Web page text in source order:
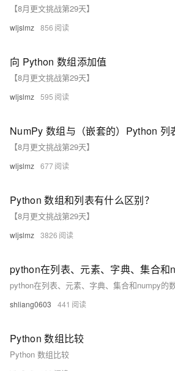
【8月更文挑战第29天】
wljslmz 856
向 Python 数组添加值
【8月更文挑战第29天】
wljslmz 595
NumPy 数组与（嵌套的）Python 列
【8月更文挑战第29天】
wljslmz 677
Python 数组和列表有什么区别？
【8月更文挑战第29天】
wljslmz 3826
shliang0603 441
Python 数组比较
Python 数组比较